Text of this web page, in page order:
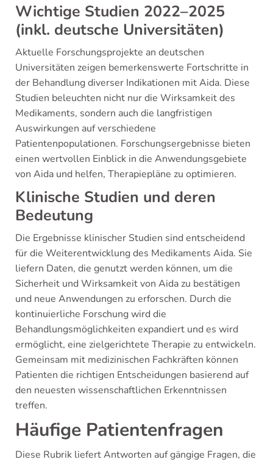
Wichtige Studien 2022–2025
(inkl. deutsche Universitäten)
Aktuelle Forschungsprojekte an deutschen
Universitäten zeigen bemerkenswerte Fortschritte in
der Behandlung diverser Indikationen mit Aida. Diese
Studien beleuchten nicht nur die Wirksamkeit des
Medikaments, sondern auch die langfristigen
Auswirkungen auf verschiedene
Patientenpopulationen. Forschungsergebnisse bieten
einen wertvollen Einblick in die Anwendungsgebiete
von Aida und helfen, Therapiepläne zu optimieren.
Klinische Studien und deren
Bedeutung
Die Ergebnisse klinischer Studien sind entscheidend
für die Weiterentwicklung des Medikaments Aida. Sie
liefern Daten, die genutzt werden können, um die
Sicherheit und Wirksamkeit von Aida zu bestätigen
und neue Anwendungen zu erforschen. Durch die
kontinuierliche Forschung wird die
Behandlungsmöglichkeiten expandiert und es wird
ermöglicht, eine zielgerichtete Therapie zu entwickeln.
Gemeinsam mit medizinischen Fachkräften können
Patienten die richtigen Entscheidungen basierend auf
den neuesten wissenschaftlichen Erkenntnissen
treffen.
Häufige Patientenfragen
Diese Rubrik liefert Antworten auf gängige Fragen, die